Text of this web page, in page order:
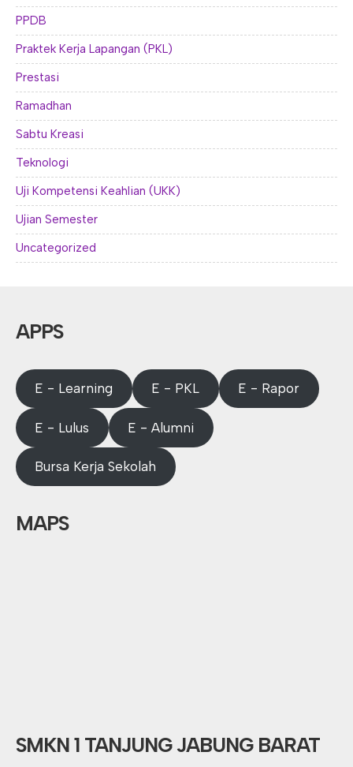
PPDB
Praktek Kerja Lapangan (PKL)
Prestasi
Ramadhan
Sabtu Kreasi
Teknologi
Uji Kompetensi Keahlian (UKK)
Ujian Semester
Uncategorized
APPS
E - Learning E - PKL E - Rapor
E - Lulus E - Alumni
Bursa Kerja Sekolah
MAPS
SMKN 1 TANJUNG JABUNG BARAT